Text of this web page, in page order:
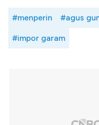
#menperin #agus
#impor garam